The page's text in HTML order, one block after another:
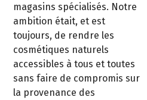
magasins spécialisés. Notre
ambition était, et est
toujours, de rendre les
cosmétiques naturels
accessibles à tous et toutes
sans faire de compromis sur
la provenance des